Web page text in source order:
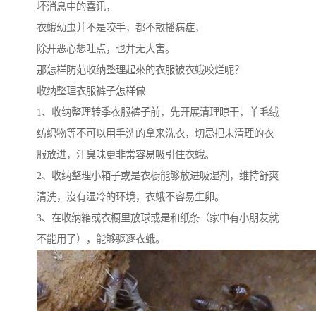
坏消息中的喜讯，
衣蛾幼虫并不是咬手，都不散播病症，
除开恶心想吐点，也并无大害。
那怎样防范收纳整理起來的衣服被衣蛾咬烂呢？
收纳整理衣服裤子怎样做
1、收纳整理转季衣服裤子前，先开展清理晾干，羊毛绒
纺织物等不可以用手洗的拿来洗衣，切忌把未清理的衣
服放进，汗臭味更非常容易吸引住衣蛾。
2、收纳整理小箱子或是衣橱能够放进吸湿剂，维持舒爽
清洗，沒有湿冷的环境，衣蛾不容易生卵。
3、在收纳箱或衣橱里放球或是和纸条（家中有小朋友就
不能用了），能够驱逐衣蛾。